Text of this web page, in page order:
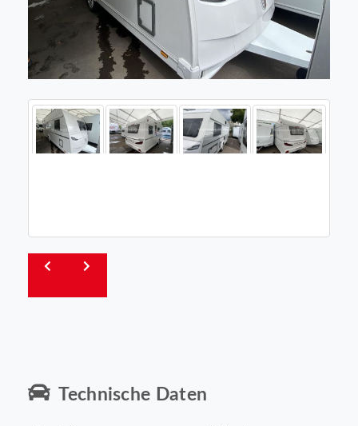
Technische Daten